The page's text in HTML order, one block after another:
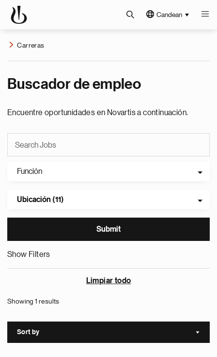
Candean
Carreras
Buscador de empleo
Encuentre oportunidades en Novartis a continuación.
Función
Ubicación (11)
Show Filters
Limpiar todo
Showing 1 results
Sort by Sort